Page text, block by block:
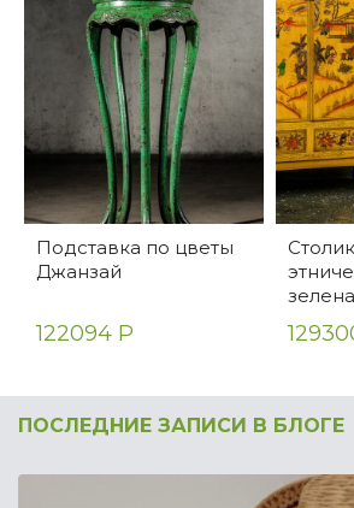
Подставка по цветы
Джанзай
122094 Р
ПОСЛЕДНИЕ ЗАПИСИ В БЛОГЕ